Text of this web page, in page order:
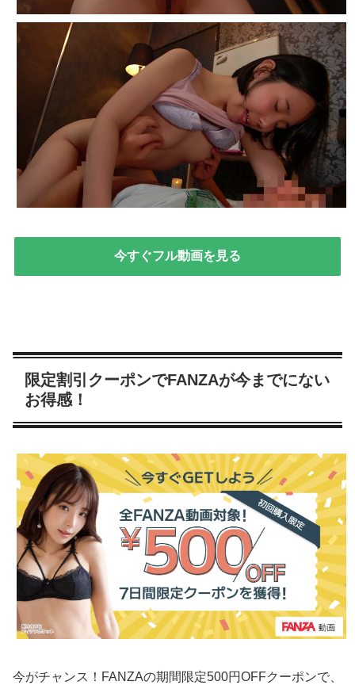
今すぐフル動画を見る
限定割引クーポンでFANZAが今までにない
お得感！
今がチャンス！FANZAの期間限定500円OFFクーポンで、